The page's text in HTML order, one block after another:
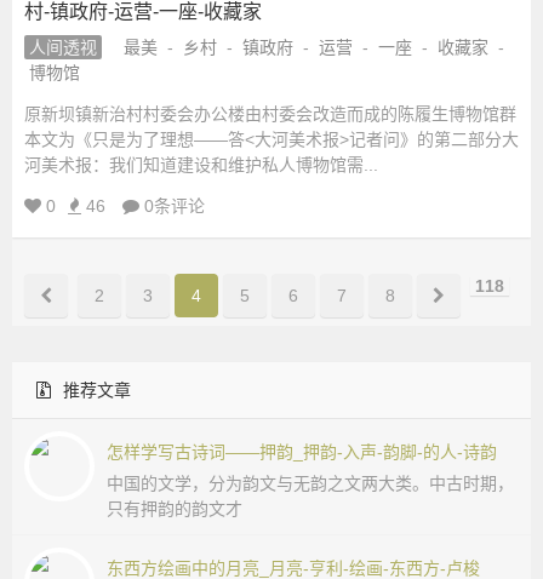
村-镇政府-运营-一座-收藏家
人间透视 最美 - 乡村 - 镇政府 - 运营 - 一座 - 收藏家 -
博物馆
原新坝镇新治村村委会办公楼由村委会改造而成的陈履生博物馆群
本文为《只是为了理想——答<大河美术报>记者问》的第二部分大
河美术报：我们知道建设和维护私人博物馆需...
0 46 0条评论
2 3 4 5 6 7 8 118
推荐文章
怎样学写古诗词——押韵_押韵-入声-韵脚-的人-诗韵
中国的文学，分为韵文与无韵之文两大类。中古时期，
只有押韵的韵文才
东西方绘画中的月亮_月亮-亨利-绘画-东西方-卢梭